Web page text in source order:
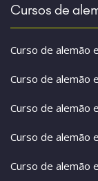
Cursos de
Curso de alemão
Curso de alemão
Curso de alemão
Curso de alemão
Curso de alemão